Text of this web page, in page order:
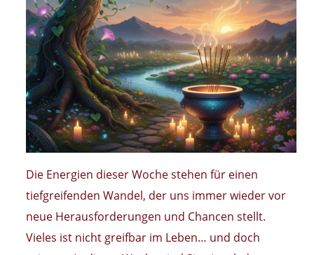
Die Energien dieser Woche stehen für einen
tiefgreifenden Wandel, der uns immer wieder vor
neue Herausforderungen und Chancen stellt.
Vieles ist nicht greifbar im Leben… und doch